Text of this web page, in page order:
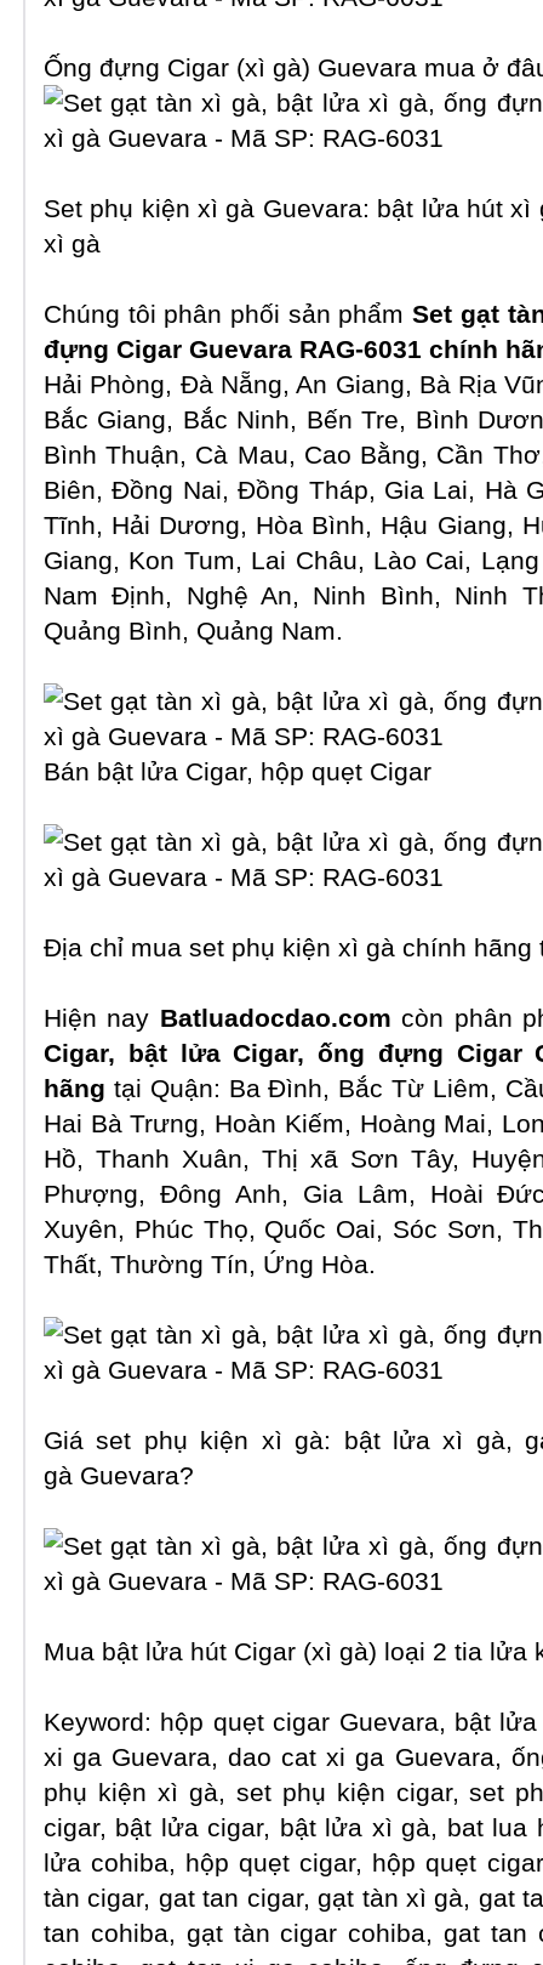
Ống đựng Cigar (xì gà) Guevara mua ở
Set phụ kiện xì gà Guevara: bật lửa hút
xì gà
Chúng tôi phân phối sản phẩmSet gạt
đựng Cigar Guevara RAG-6031 chính
Hải Phòng, Đà Nẵng, An Giang, Bà Rịa
Bắc Giang, Bắc Ninh, Bến Tre, Bình
Bình Thuận, Cà Mau, Cao Bằng, Cần
Biên, Đồng Nai, Đồng Tháp, Gia Lai, Hà
Tĩnh, Hải Dương, Hòa Bình, Hậu Giang,
Giang, Kon Tum, Lai Châu, Lào Cai,
Nam Định, Nghệ An, Ninh Bình, Ninh
Quảng Bình, Quảng Nam.
Bán bật lửa Cigar, hộp quẹt Cigar
Địa chỉ mua set phụ kiện xì gà chính hãng
Hiện nay Batluadocdao.com còn phân
Cigar, bật lửa Cigar, ống đựng Cigar
hãng tại Quận: Ba Đình, Bắc Từ Liêm,
Hai Bà Trưng, Hoàn Kiếm, Hoàng Mai,
Hồ, Thanh Xuân, Thị xã Sơn Tây,
Phượng, Đông Anh, Gia Lâm, Hoài
Xuyên, Phúc Thọ, Quốc Oai, Sóc Sơn,
Thất, Thường Tín, Ứng Hòa.
Giá set phụ kiện xì gà: bật lửa xì gà,
gà Guevara?
Mua bật lửa hút Cigar (xì gà) loại 2 tia lửa
Keyword: hộp quẹt cigar Guevara, bật
xi ga Guevara, dao cat xi ga Guevara,
phụ kiện xì gà, set phụ kiện cigar, set
cigar, bật lửa cigar, bật lửa xì gà, bat lua
lửa cohiba, hộp quẹt cigar, hộp quẹt
tàn cigar, gat tan cigar, gạt tàn xì gà, gat
tan cohiba, gạt tàn cigar cohiba, gat